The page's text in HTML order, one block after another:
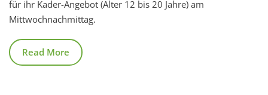
für ihr Kader-Angebot (Alter 12 bis 20 Jahre) am
Mittwochnachmittag.
Read More